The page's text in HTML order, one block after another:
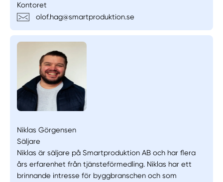
Kontoret
olof.hag@smartproduktion.se
Niklas Görgensen
Säljare
Niklas är säljare på Smartproduktion AB och har flera
års erfarenhet från tjänsteförmedling. Niklas har ett
brinnande intresse för byggbranschen och som